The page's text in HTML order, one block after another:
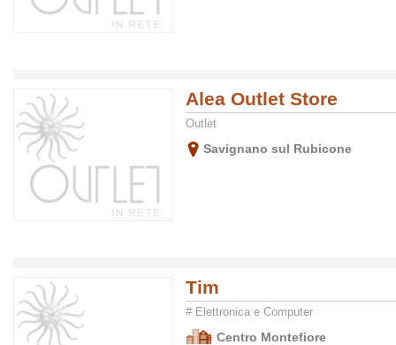
Alea Outlet Store
Outlet
Savignano sul Rubicone
Tim
# Elettronica e Computer
Centro Montefiore